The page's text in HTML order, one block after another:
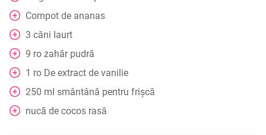
Compot de ananas
3 căni Iaurt
9 ro zahăr pudră
1 ro De extract de vanilie
250 ml smântână pentru frișcă
nucă de cocos rasă